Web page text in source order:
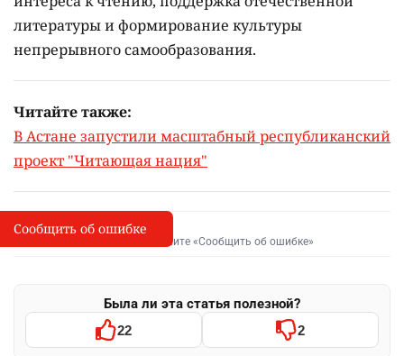
литературы и формирование культуры
непрерывного самообразования.
Читайте также:
В Астане запустили масштабный республиканский
проект "Читающая нация"
I
Сообщить об опечатке
Выделите фрагмент и нажмите «Сообщить об ошибке»
Была ли эта статья полезной?
22 2
Сообщить об ошибке